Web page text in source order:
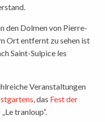
den Dolmen von Pierre-
Ort entfernt zu sehen ist
Saint-Sulpice les
Veranstaltungen
, das Fest der
tranloup“.